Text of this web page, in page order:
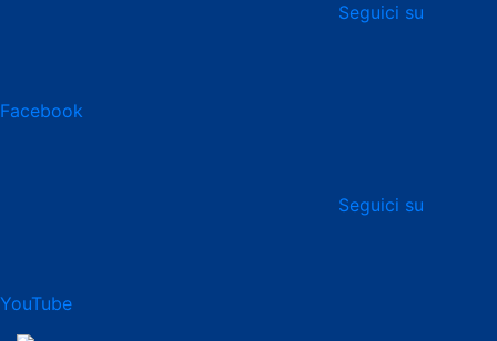
Seguici su
Facebook
Seguici su
YouTube